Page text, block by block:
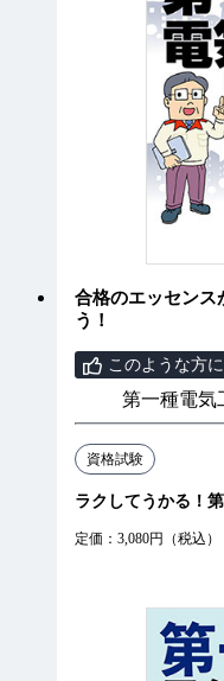
合格のエッセンス
う！
このような方
第一種電気
資格試験
ラクしてうかる！
定価：3,080円（税込）